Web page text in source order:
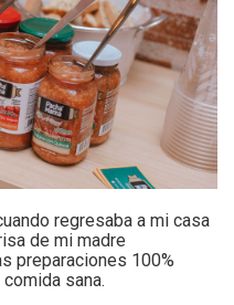
regresaba a mi casa
de mi madre
preparaciones 100%
sana.